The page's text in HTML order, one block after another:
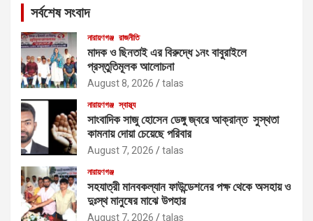
সর্বশেষ সংবাদ
নারায়ণগঞ্জ রাজনীতি
মাদক ও ছিনতাই এর বিরুদ্ধে ১নং বাবুরাইলে
প্রস্তুতিমূলক আলোচনা
August 8, 2026 talas
নারায়ণগঞ্জ স্বাস্থ্য
সাংবাদিক সাজু হোসেন ডেঙ্গু জ্বরে আক্রান্ত সুস্থতা
কামনায় দোয়া চেয়েছে পরিবার
August 7, 2026 talas
নারায়ণগঞ্জ
সহযাত্রী মানবকল্যান ফাউন্ডেশনের পক্ষ থেকে অসহায় ও
দুঃস্থ মানুষের মাঝে উপহার
August 7, 2026 talas